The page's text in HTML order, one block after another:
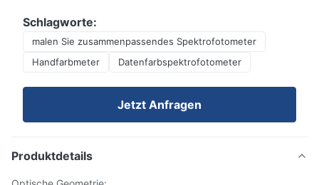
Schlagworte:
malen Sie zusammenpassendes Spektrofotometer
Handfarbmeter
Datenfarbspektrofotometer
Jetzt Anfragen
Produktdetails